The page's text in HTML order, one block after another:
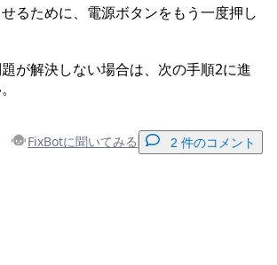
るために、電源ボタンをもう一度押し
が解決しない場合は、次の手順2に進
FixBotに聞いてみる 2 件のコメント